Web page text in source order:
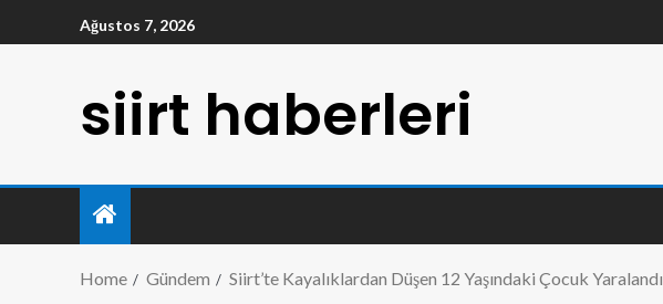
Ağustos 7, 2026
siirt haberleri
Home Gündem Siirt’te Kayalıklardan Düşen 12 Yaşındaki Çocuk Yaralandı